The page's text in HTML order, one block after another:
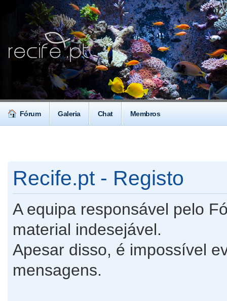
Fórum Galeria Chat Membros
Recife.pt - Registo
A equipa responsável pelo
material indesejável.
Apesar disso, é impossível
mensagens.